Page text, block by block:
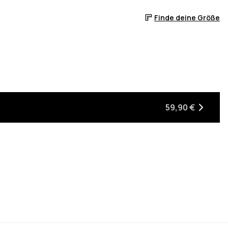
Finde deine Größe
auf Lager ist
wenn sie wieder auf Lager ist
59,90 €